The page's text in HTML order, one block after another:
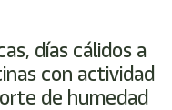
días cálidos a
con actividad
de humedad